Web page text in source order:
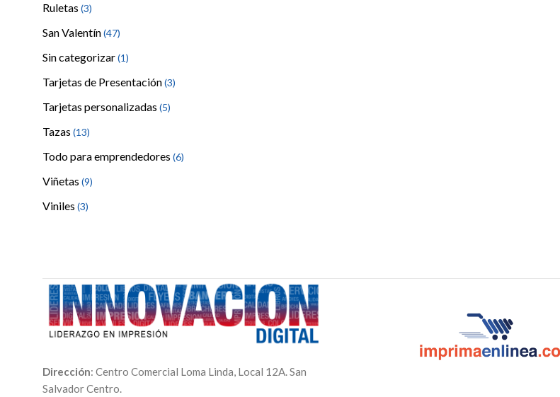
Ruletas (3)
San Valentín(47)
Sin categorizar(1)
Tarjetas de Presentación(3)
Tarjetas personalizadas (5)
Tazas (13)
Todo para emprendedores (6)
Viñetas (9)
Viniles (3)
Dirección: Centro Comercial Loma Linda, Local 12A. San
Salvador Centro.